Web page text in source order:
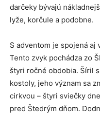
darčeky bývajú
lyže, korčule a podobne.
S adventom je spojená aj
Tento zvyk pochádza zo
štyri ročné obdobia. Šíril
kostoly, jeho význam sa
cirkvou – štyri sviečky
pred Štedrým dňom.